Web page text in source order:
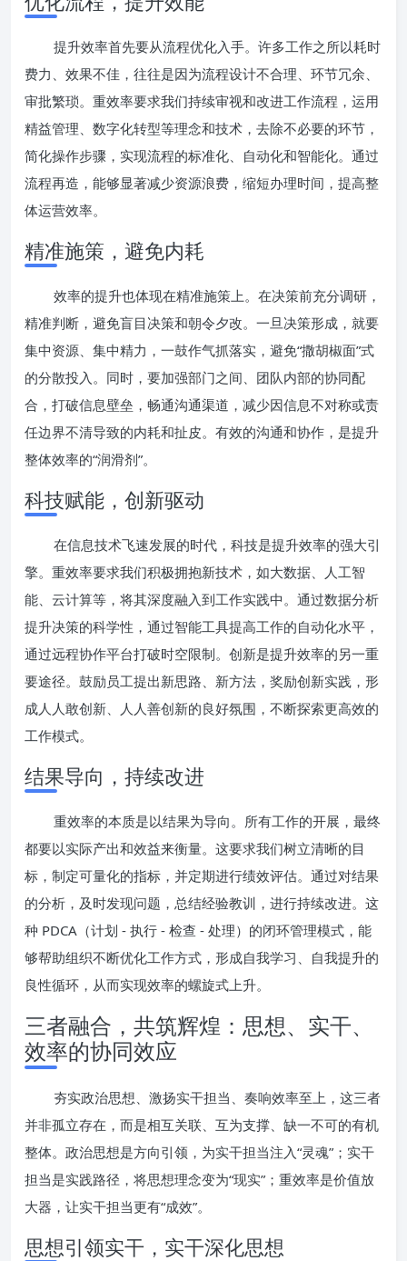
提升效率首先要从流程优化入手。许多工作之所以耗时
费力、效果不佳，往往是因为流程设计不合理、环节冗余、
审批繁琐。重效率要求我们持续审视和改进工作流程，运用
精益管理、数字化转型等理念和技术，去除不必要的环节，
简化操作步骤，实现流程的标准化、自动化和智能化。通过
流程再造，能够显著减少资源浪费，缩短办理时间，提高整
体运营效率。
精准施策，避免内耗
效率的提升也体现在精准施策上。在决策前充分调研，
精准判断，避免盲目决策和朝令夕改。一旦决策形成，就要
集中资源、集中精力，一鼓作气抓落实，避免“撒胡椒面”式
的分散投入。同时，要加强部门之间、团队内部的协同配
合，打破信息壁垒，畅通沟通渠道，减少因信息不对称或责
任边界不清导致的内耗和扯皮。有效的沟通和协作，是提升
整体效率的“润滑剂”。
科技赋能，创新驱动
在信息技术飞速发展的时代，科技是提升效率的强大引
擎。重效率要求我们积极拥抱新技术，如大数据、人工智
能、云计算等，将其深度融入到工作实践中。通过数据分析
提升决策的科学性，通过智能工具提高工作的自动化水平，
通过远程协作平台打破时空限制。创新是提升效率的另一重
要途径。鼓励员工提出新思路、新方法，奖励创新实践，形
成人人敢创新、人人善创新的良好氛围，不断探索更高效的
工作模式。
结果导向，持续改进
重效率的本质是以结果为导向。所有工作的开展，最终
都要以实际产出和效益来衡量。这要求我们树立清晰的目
标，制定可量化的指标，并定期进行绩效评估。通过对结果
的分析，及时发现问题，总结经验教训，进行持续改进。这
种 PDCA（计划 - 执行 - 检查 - 处理）的闭环管理模式，能
够帮助组织不断优化工作方式，形成自我学习、自我提升的
良性循环，从而实现效率的螺旋式上升。
三者融合，共筑辉煌：思想、实干、
效率的协同效应
夯实政治思想、激扬实干担当、奏响效率至上，这三者
并非孤立存在，而是相互关联、互为支撑、缺一不可的有机
整体。政治思想是方向引领，为实干担当注入“灵魂”；实干
担当是实践路径，将思想理念变为“现实”；重效率是价值放
大器，让实干担当更有“成效”。
思想引领实干，实干深化思想